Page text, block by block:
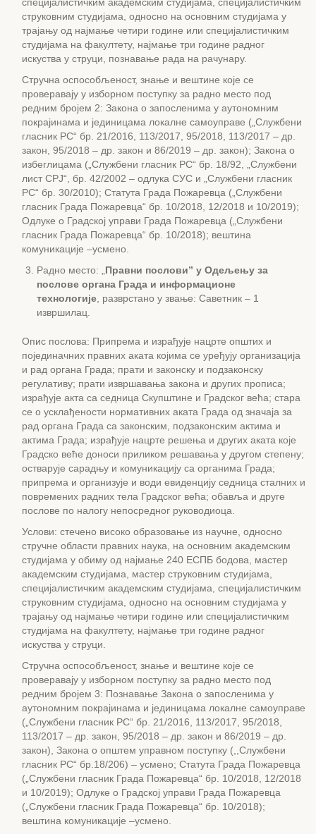
струковним студијама, односно на основним студијама у
трајању од најмање четири године или специјалистичким
студијама на факултету, најмање три године радног
искуства у струци, познавање рада на рачунару.
Стручна оспособљеност, знање и вештине које се
проверавају у изборном поступку за радно место под
редним бројем 2: Закона о запосленима у аутономним
покрајинама и јединицама локалне самоуправе („Службени
гласник РС“ бр. 21/2016, 113/2017, 95/2018, 113/2017 – др.
закон, 95/2018 – др. закон и 86/2019 – др. закон); Закона о
избеглицама („Службени гласник РС“ бр. 18/92, „Службени
лист СРЈ“, бр. 42/2002 – одлука СУС и „Службени гласник
РС“ бр. 30/2010); Статута Града Пожаревца („Службени
гласник Града Пожаревца“ бр. 10/2018, 12/2018 и 10/2019);
Одлуке о Градској управи Града Пожаревца („Службени
гласник Града Пожаревца“ бр. 10/2018); вештина
комуникације –усмено.
Радно место: „ Правни послови” у Одељењу за
послове органа Града и информационе
технологије , разврстано у звање: Саветник – 1
извршилац.
Опис послова: Припрема и израђује нацрте општих и
појединачних правних аката којима се уређују организација
и рад органа Града; прати и законску и подзаконску
регулативу; прати извршавања закона и других прописа;
израђује акта са седница Скупштине и Градског већа; стара
се о усклађености нормативних аката Града од значаја за
рад органа Града са законским, подзаконским актима и
актима Града; израђује нацрте решења и других аката које
Градско веће доноси приликом решавања у другом степену;
остварује сарадњу и комуникацију са органима Града;
припрема и организује и води евиденцију седница сталних и
повремених радних тела Градског већа; обавља и друге
послове по налогу непосредног руководиоца.
Услови: стечено високо образовање из научне, односно
стручне области правних наука, на основним академским
студијама у обиму од најмање 240 ЕСПБ бодова, мастер
академским студијама, мастер струковним студијама,
специјалистичким академским студијама, специјалистичким
струковним студијама, односно на основним студијама у
трајању од најмање четири године или специјалистичким
студијама на факултету, најмање три године радног
искуства у струци.
Стручна оспособљеност, знање и вештине које се
проверавају у изборном поступку за радно место под
редним бројем 3: Познавање Закона о запосленима у
аутономним покрајинама и јединицама локалне самоуправе
(„Службени гласник РС“ бр. 21/2016, 113/2017, 95/2018,
113/2017 – др. закон, 95/2018 – др. закон и 86/2019 – др.
закон), Закона о општем управном поступку (,,Службени
гласник РС“ бр.18/206) – усмено; Статута Града Пожаревца
(„Службени гласник Града Пожаревца“ бр. 10/2018, 12/2018
и 10/2019); Одлуке о Градској управи Града Пожаревца
(„Службени гласник Града Пожаревца“ бр. 10/2018);
вештина комуникације –усмено.